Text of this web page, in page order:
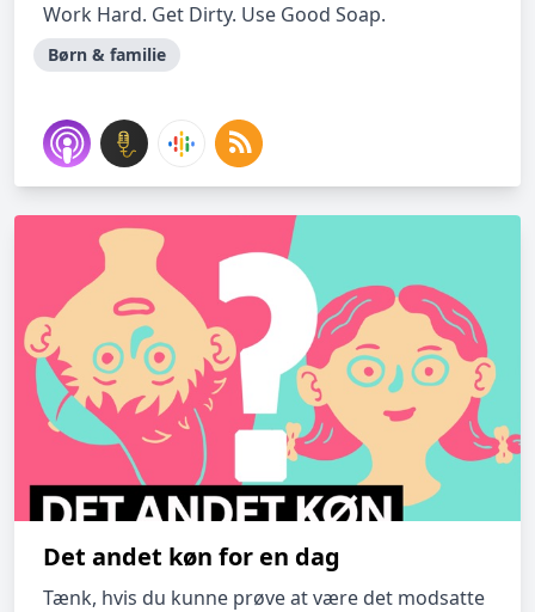
Work Hard. Get Dirty. Use Good Soap.
Børn & familie
Det andet køn for en dag
Tænk, hvis du kunne prøve at være det modsatte